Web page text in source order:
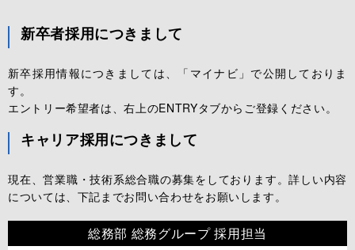
新卒者採用につきまして
新卒採用情報につきましては、「マイナビ」で公開しておりま
す。
エントリー希望者は、右上のENTRYタブからご登録ください。
キャリア採用につきまして
現在、営業職・技術系総合職の募集をしております。詳しい内容
については、下記までお問い合わせをお願いします。
総務部 総務グループ 採用担当